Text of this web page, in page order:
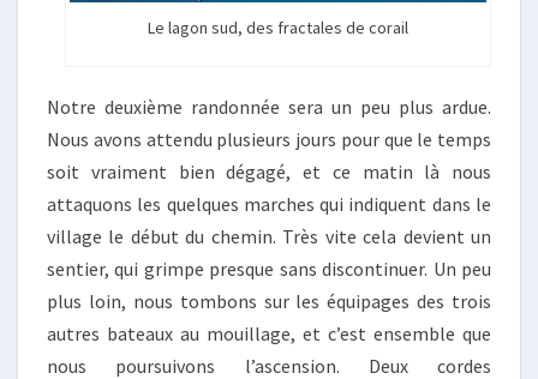
Le lagon sud, des fractales de corail
Notre deuxième randonnée sera un peu plus ardue.
Nous avons attendu plusieurs jours pour que le temps
soit vraiment bien dégagé, et ce matin là nous
attaquons les quelques marches qui indiquent dans le
village le début du chemin. Très vite cela devient un
sentier, qui grimpe presque sans discontinuer. Un peu
plus loin, nous tombons sur les équipages des trois
autres bateaux au mouillage, et c’est ensemble que
nous poursuivons l’ascension. Deux cordes